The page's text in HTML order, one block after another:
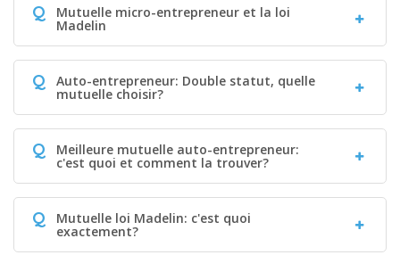
Q Mutuelle micro-entrepreneur et la loi
Madelin
Q Auto-entrepreneur: Double statut, quelle
mutuelle choisir?
Q Meilleure mutuelle auto-entrepreneur:
c'est quoi et comment la trouver?
Q Mutuelle loi Madelin: c'est quoi
exactement?